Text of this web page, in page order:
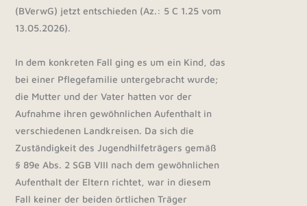
(BVerwG) jetzt entschieden (Az.: 5 C 1.25 vom
13.05.2026).
In dem konkreten Fall ging es um ein Kind, das
bei einer Pflegefamilie untergebracht wurde;
die Mutter und der Vater hatten vor der
Aufnahme ihren gewöhnlichen Aufenthalt in
verschiedenen Landkreisen. Da sich die
Zuständigkeit des Jugendhilfeträgers gemäß
§ 89e Abs. 2 SGB VIII nach dem gewöhnlichen
Aufenthalt der Eltern richtet, war in diesem
Fall keiner der beiden örtlichen Träger